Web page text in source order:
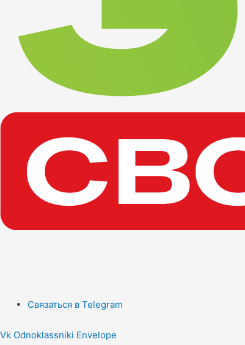
Связаться в Telegram
Vk Odnoklassniki Envelope